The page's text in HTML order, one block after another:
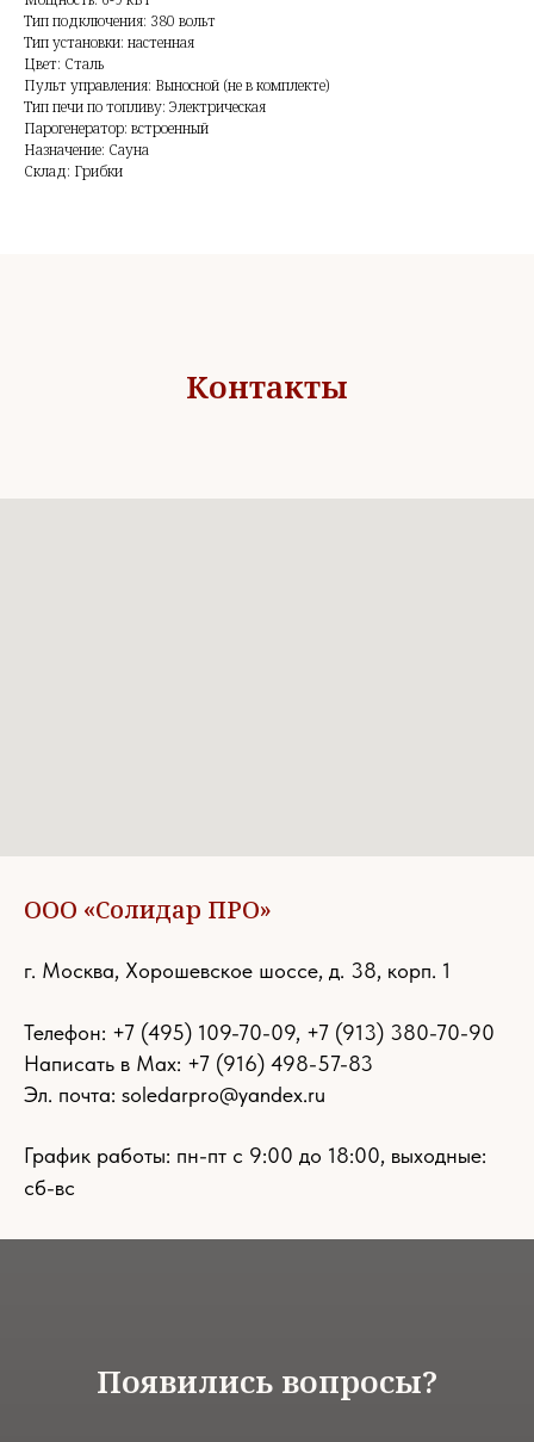
Тип подключения: 380 вольт
Тип установки: настенная
Цвет: Сталь
Пульт управления: Выносной (не в комплекте)
Тип печи по топливу: Электрическая
Парогенератор: встроенный
Назначение: Сауна
Склад: Грибки
Контакты
ООО «Солидар ПРО»
г. Москва, Хорошевское шоссе, д. 38, корп. 1
Телефон: +7 (495) 109-70-09, +7 (913) 380-70-90
Написать в Max: +7 (916) 498-57-83
Эл. почта: soledarpro@yandex.ru
График работы: пн-пт с 9:00 до 18:00, выходные:
сб-вс
Появились вопросы?